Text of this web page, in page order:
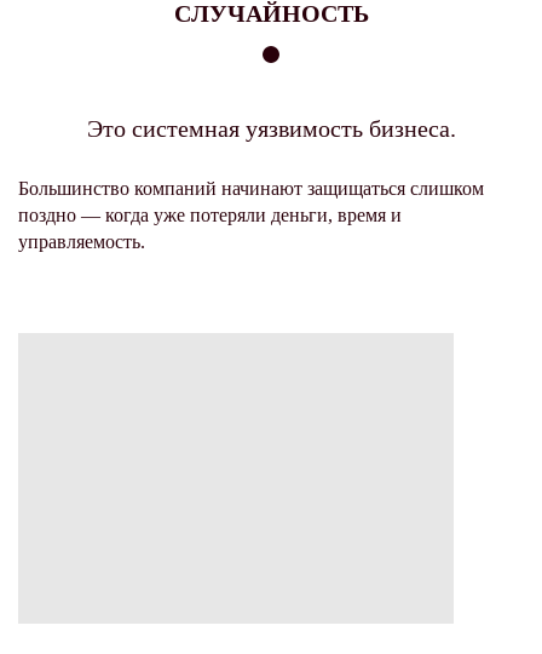
СЛУЧАЙНОСТЬ
Это системная уязвимость бизнеса.
Большинство компаний начинают защищаться слишком
поздно — когда уже потеряли деньги, время и
управляемость.